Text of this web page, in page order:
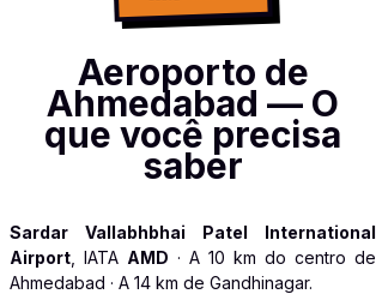
Aeroporto de
Ahmedabad — O
que você precisa
saber
Sardar Vallabhbhai Patel International
Airport , IATA AMD · A 10 km do centro de
Ahmedabad · A 14 km de Gandhinagar.